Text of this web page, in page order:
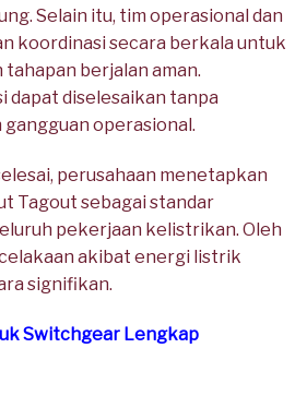
Selain itu, tim operasional dan
koordinasi secara berkala untuk
berjalan aman.
dapat diselesaikan tanpa
operasional.
perusahaan menetapkan
Tagout sebagai standar
pekerjaan kelistrikan. Oleh
akibat energi listrik
signifikan.
Switchgear Lengkap